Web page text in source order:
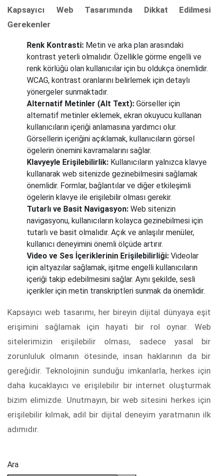
Kapsayıcı Web Tasarımında Dikkat Edilmesi
Gerekenler
Renk Kontrasti: Metin ve arka plan arasındaki
kontrast yeterli olmalıdır. Özellikle görme engelli ve
renk körlüğü olan kullanıcılar için bu oldukça önemlidir.
WCAG, kontrast oranlarını belirlemek için detaylı
yönergeler sunmaktadır.
Alternatif Metinler (Alt Text): Görseller için
alternatif metinler eklemek, ekran okuyucu kullanan
kullanıcıların içeriği anlamasına yardımcı olur.
Görsellerin içeriğini açıklamak, kullanıcıların görsel
ögelerin önemini kavramalarını sağlar.
Klavyeyle Erişilebilirlik: Kullanıcıların yalnızca klavye
kullanarak web sitenizde gezinebilmesini sağlamak
önemlidir. Formlar, bağlantılar ve diğer etkileşimli
ögelerin klavye ile erişilebilir olması gerekir.
Tutarlı ve Basit Navigasyon: Web sitenizin
navigasyonu, kullanıcıların kolayca gezinebilmesi için
tutarlı ve basit olmalıdır. Açık ve anlaşılır menüler,
kullanıcı deneyimini önemli ölçüde artırır.
Video ve Ses İçeriklerinin Erişilebilirliği: Videolar
için altyazılar sağlamak, işitme engelli kullanıcıların
içeriği takip edebilmesini sağlar. Aynı şekilde, sesli
içerikler için metin transkriptleri sunmak da önemlidir.
Kapsayıcı web tasarımı, her bireyin dijital dünyaya eşit
erişimini sağlamak için hayati bir rol oynar. Web
sitelerimizin erişilebilir olması, sadece yasal bir
zorunluluk olmanın ötesinde, insan haklarının da bir
gereğidir. Teknolojinin sunduğu imkanlarla, herkes için
daha kucaklayıcı ve erişilebilir bir internet oluşturmak
bizim elimizde. Unutmayın, bir web sitesini herkes için
erişilebilir kılmak, adil bir dijital deneyim yaratmanın ilk
adımıdır.
Ara